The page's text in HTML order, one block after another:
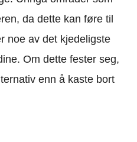
da dette kan føre til
noe av det kjedeligste
Om dette fester seg,
enn å kaste bort